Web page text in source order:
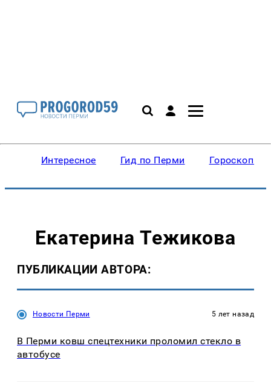
Интересное Гид по Перми Гороскопы
Екатерина Тежикова
ПУБЛИКАЦИИ АВТОРА:
Новости Перми 5 лет назад
В Перми ковш спецтехники проломил стекло в
автобусе